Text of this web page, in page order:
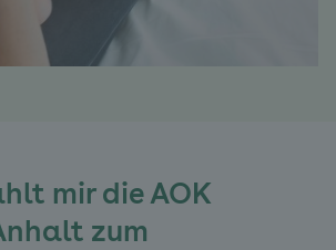
mir die AOK
zum